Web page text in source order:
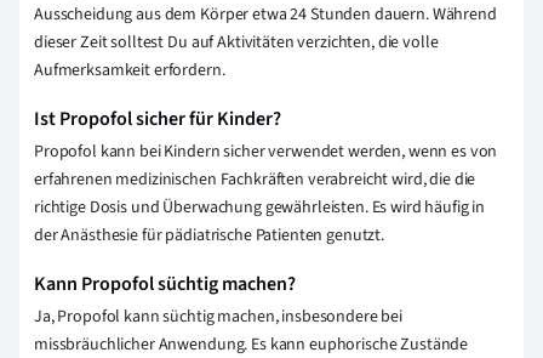
Ausscheidung aus dem Körper etwa 24 Stunden dauern. Während
dieser Zeit solltest Du auf Aktivitäten verzichten, die volle
Aufmerksamkeit erfordern.
Ist Propofol sicher für Kinder?
Propofol kann bei Kindern sicher verwendet werden, wenn es von
erfahrenen medizinischen Fachkräften verabreicht wird, die die
richtige Dosis und Überwachung gewährleisten. Es wird häufig in
der Anästhesie für pädiatrische Patienten genutzt.
Kann Propofol süchtig machen?
Ja, Propofol kann süchtig machen, insbesondere bei
missbräuchlicher Anwendung. Es kann euphorische Zustände